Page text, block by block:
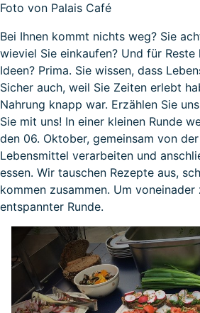
Foto von Palais Café
Bei Ihnen kommt nichts weg? Sie
wieviel Sie einkaufen? Und für
Ideen? Prima. Sie wissen, dass
Sicher auch, weil Sie Zeiten erlebt
Nahrung knapp war. Erzählen Sie
Sie mit uns! In einer kleinen Runde
den 06. Oktober, gemeinsam von
Lebensmittel verarbeiten und
essen. Wir tauschen Rezepte aus,
kommen zusammen. Um voneinader
entspannter Runde.